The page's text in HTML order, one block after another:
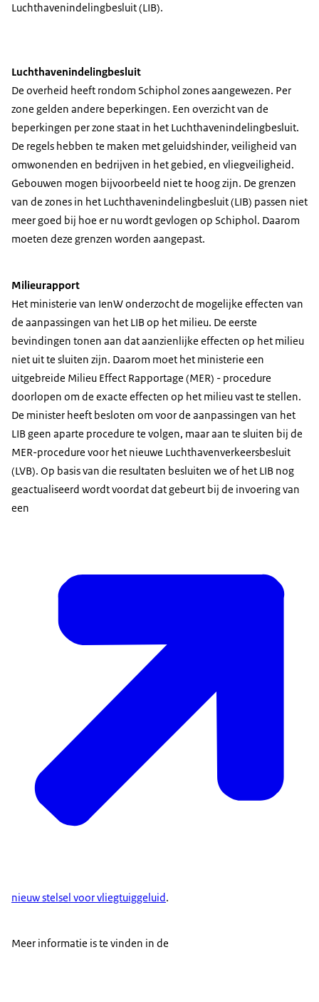
Luchthavenindelingbesluit (LIB).
Luchthavenindelingbesluit
De overheid heeft rondom Schiphol zones aangewezen. Per
zone gelden andere beperkingen. Een overzicht van de
beperkingen per zone staat in het Luchthavenindelingbesluit.
De regels hebben te maken met geluidshinder, veiligheid van
omwonenden en bedrijven in het gebied, en vliegveiligheid.
Gebouwen mogen bijvoorbeeld niet te hoog zijn. De grenzen
van de zones in het Luchthavenindelingbesluit (LIB) passen niet
meer goed bij hoe er nu wordt gevlogen op Schiphol. Daarom
moeten deze grenzen worden aangepast.
Milieurapport
Het ministerie van IenW onderzocht de mogelijke effecten van
de aanpassingen van het LIB op het milieu. De eerste
bevindingen tonen aan dat aanzienlijke effecten op het milieu
niet uit te sluiten zijn. Daarom moet het ministerie een
uitgebreide Milieu Effect Rapportage (MER) - procedure
doorlopen om de exacte effecten op het milieu vast te stellen.
De minister heeft besloten om voor de aanpassingen van het
LIB geen aparte procedure te volgen, maar aan te sluiten bij de
MER-procedure voor het nieuwe Luchthavenverkeersbesluit
(LVB). Op basis van die resultaten besluiten we of het LIB nog
geactualiseerd wordt voordat dat gebeurt bij de invoering van
een
nieuw stelsel voor vliegtuiggeluid.
Meer informatie is te vinden in de